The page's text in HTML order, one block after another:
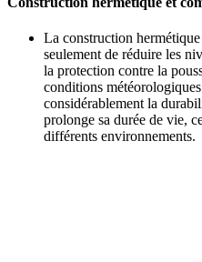
La construction
seulement de réduire les
la protection contre la
conditions
considérablement la
prolonge sa durée de vie,
différents environnements.